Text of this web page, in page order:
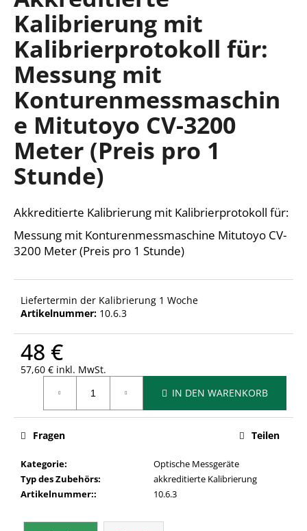
0,0
von
5
Sternen.
Kalibrierung mit
Kalibrierprotokoll für:
Messung mit
Konturenmessmaschin
e Mitutoyo CV-3200
Meter (Preis pro 1
Stunde)
Akkreditierte Kalibrierung mit Kalibrierprotokoll für:
Messung mit Konturenmessmaschine Mitutoyo CV-
3200 Meter (Preis pro 1 Stunde)
Liefertermin der Kalibrierung 1 Woche
Artikelnummer: 10.6.3
48 €
57,60 € inkl. MwSt.
IN DEN WARENKORB
Kategorie:
Optische Messgeräte
Typ des Zubehörs:
akkreditierte Kalibrierung
Artikelnummer:: 10.6.3
Fragen Teilen
SUCHEN
W
i
r
e
m
p
e
h
l
n